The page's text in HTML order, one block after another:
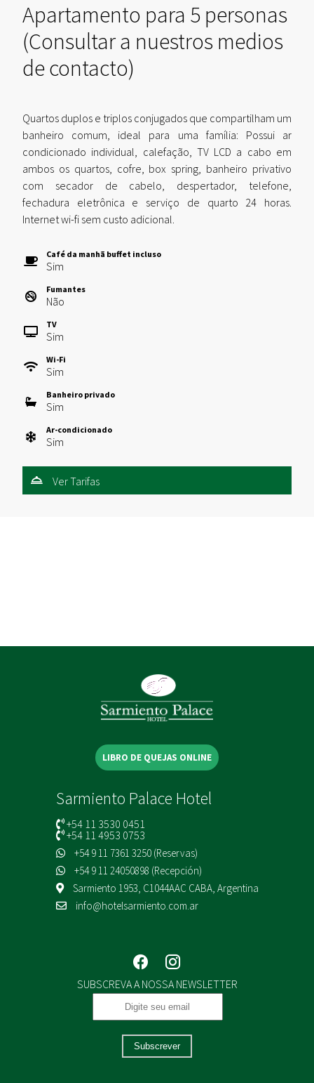
Apartamento para 5 personas
(Consultar a nuestros medios
de contacto)
Quartos duplos e triplos conjugados que compartilham um
banheiro comum, ideal para uma família: Possui ar
condicionado individual, calefação, TV LCD a cabo em
ambos os quartos, cofre, box spring, banheiro privativo
com secador de cabelo, despertador, telefone,
fechadura eletrônica e serviço de quarto 24 horas.
Internet wi-fi sem custo adicional.
Café da manhã buffet incluso
Sim
Fumantes
Não
TV
Sim
Wi-Fi
Sim
Banheiro privado
Sim
Ar-condicionado
Sim
Ver Tarifas
Sarmiento Palace Hotel
+54 11 3530 0451
+54 11 4953 0753
+54 9 11 7361 3250 (Reservas)
+54 9 11 24050898 (Recepción)
Sarmiento 1953, C1044AAC CABA, Argentina
info@hotelsarmiento.com.ar
LIBRO DE QUEJAS ONLINE
SUBSCREVA A NOSSA NEWSLETTER
Subscrever